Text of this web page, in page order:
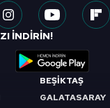
BEŞİKTAŞ
GALATASARAY
İNDİRİN!